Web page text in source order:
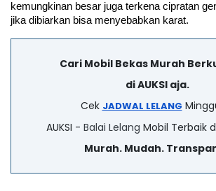
kemungkinan besar juga terkena cipratan
jika dibiarkan bisa menyebabkan karat.
Cari Mobil Bekas Murah
di AUKSI aja.
Cek JADWAL LELANG
AUKSI - Balai Lelang Mobil Terbaik
Murah. Mudah.